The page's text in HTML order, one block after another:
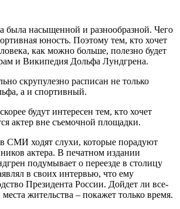
была насыщенной и разнообразной. Чего
юность. Поэтому тем, кто хочет
как можно больше, полезно будет
и Википедия Дольфа Лундгрена.
скрупулезно расписан не только
а и спортивный.
будут интересен тем, кто хочет
актер вне съемочной площадки.
СМИ ходят слухи, которые порадуют
актера. В печатном издании
подумывает о переезде в столицу
в своих интервью, что ему
Президента России. Дойдет ли все-
жительства – покажет только время.